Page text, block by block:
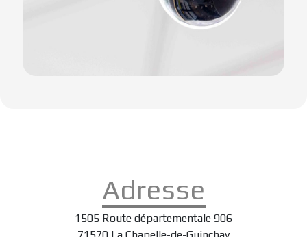
Adresse
1505 Route départementale 906